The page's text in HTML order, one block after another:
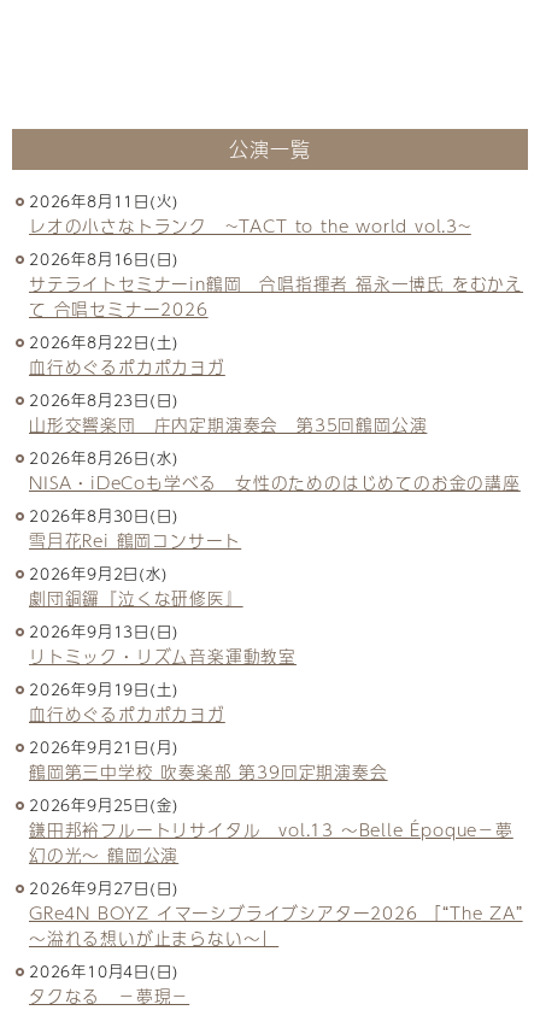
公演一覧
2026年8月11日(火)
レオの小さなトランク ~TACT to the world vol.3~
2026年8月16日(日)
サテライトセミナーin鶴岡 合唱指揮者 福永一博氏 をむかえ
て 合唱セミナー2026
2026年8月22日(土)
血行めぐるポカポカヨガ
2026年8月23日(日)
山形交響楽団 庄内定期演奏会 第35回鶴岡公演
2026年8月26日(水)
NISA・iDeCoも学べる 女性のためのはじめてのお金の講座
2026年8月30日(日)
雪月花Rei 鶴岡コンサート
2026年9月2日(水)
劇団銅鑼『泣くな研修医』
2026年9月13日(日)
リトミック・リズム音楽運動教室
2026年9月19日(土)
血行めぐるポカポカヨガ
2026年9月21日(月)
鶴岡第三中学校 吹奏楽部 第39回定期演奏会
2026年9月25日(金)
鎌田邦裕フルートリサイタル vol.13 ～Belle Époque－夢
幻の光～ 鶴岡公演
2026年9月27日(日)
GRe4N BOYZ イマーシブライブシアター2026 「“The ZA”
〜溢れる想いが止まらない〜」
2026年10月4日(日)
タクなる －夢現－